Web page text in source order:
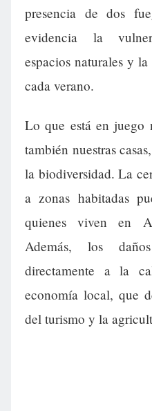
presencia de dos
evidencia la
espacios naturales y
cada verano.
Lo que está en juego
también nuestras
la biodiversidad. La
a zonas habitadas
quienes viven en
Además, los
directamente a la
economía local, que
del turismo y la